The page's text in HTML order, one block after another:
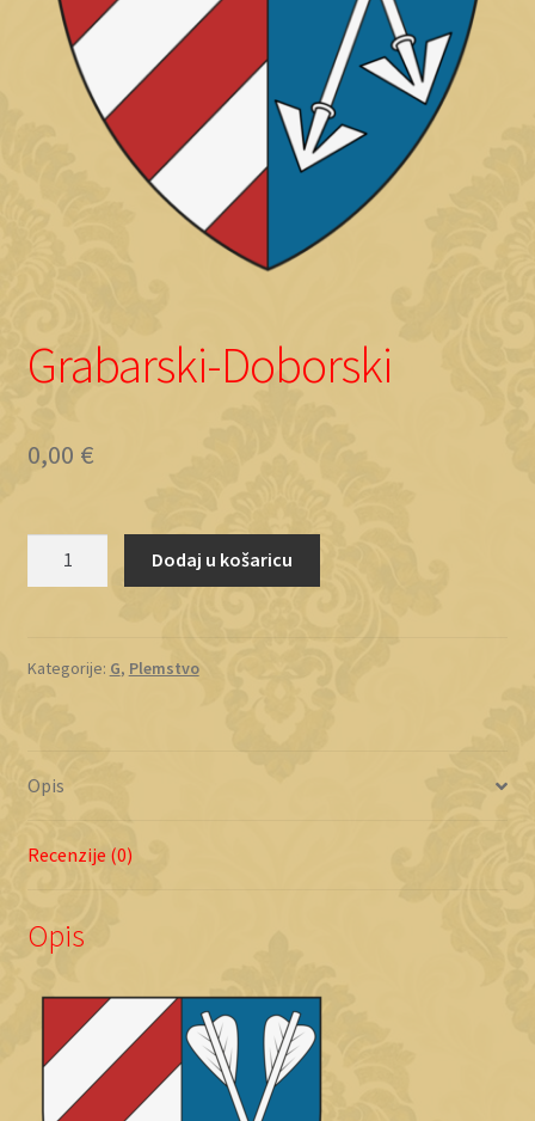
Objave
Grabarski-Doborski
0,00 €
Dodaj u košaricu
Kategorije: G, Plemstvo
Opis
Recenzije (0)
Opis